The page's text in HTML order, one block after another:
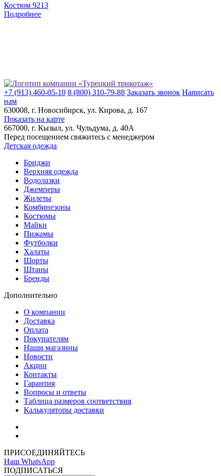
Костюм 9213
Подробнее
+7 (913) 460-05-10 8 (800) 310-79-88 Заказать звонок Написать
нам
630008, г. Новосибирск, ул. Кирова, д. 167
Показать на карте
667000, г. Кызыл, ул. Чульдума, д. 40А
Перед посещением свяжитесь с менеджером
Детская одежда
Бриджи
Верхняя одежда
Водолазки
Джемперы
Жилеты
Комбинезоны
Костюмы
Майки
Пижамы
Футболки
Халаты
Шорты
Штаны
Бренды
Дополнительно
О компании
Доставка
Оплата
Покупателям
Наши магазины
Новости
Акции
Контакты
Гарантия
Вопросы и ответы
Таблица размеров соответствия
Калькуляторы доставки
ПРИСОЕДИНЯЙТЕСЬ
Наш WhatsApp
ПОДПИСАТЬСЯ